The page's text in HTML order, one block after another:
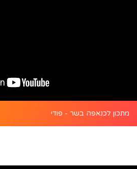
מתכון לכנאפה בשר - פודי